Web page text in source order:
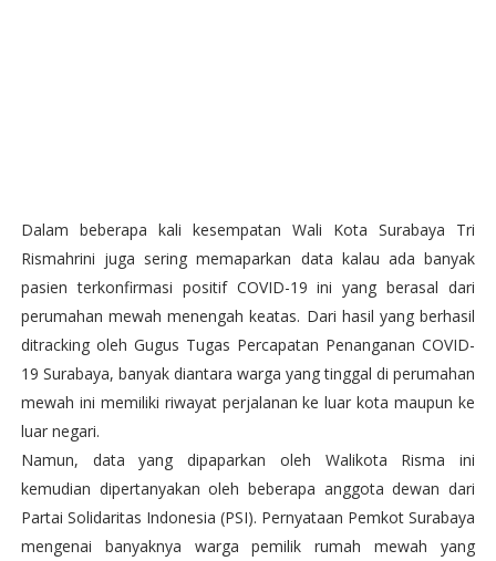
Dalam beberapa kali kesempatan Wali Kota Surabaya Tri
Rismahrini juga sering memaparkan data kalau ada banyak
pasien terkonfirmasi positif COVID-19 ini yang berasal dari
perumahan mewah menengah keatas. Dari hasil yang berhasil
ditracking oleh Gugus Tugas Percapatan Penanganan COVID-
19 Surabaya, banyak diantara warga yang tinggal di perumahan
mewah ini memiliki riwayat perjalanan ke luar kota maupun ke
luar negari.
Namun, data yang dipaparkan oleh Walikota Risma ini
kemudian dipertanyakan oleh beberapa anggota dewan dari
Partai Solidaritas Indonesia (PSI). Pernyataan Pemkot Surabaya
mengenai banyaknya warga pemilik rumah mewah yang